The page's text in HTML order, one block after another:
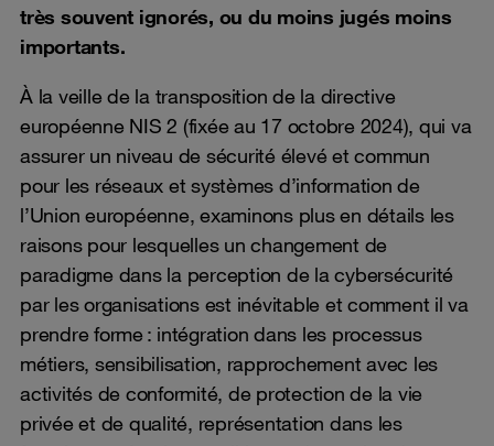
très souvent ignorés, ou du moins jugés moins
importants.
À la veille de la transposition de la directive
européenne NIS 2 (fixée au 17 octobre 2024), qui va
assurer un niveau de sécurité élevé et commun
pour les réseaux et systèmes d’information de
l’Union européenne, examinons plus en détails les
raisons pour lesquelles un changement de
paradigme dans la perception de la cybersécurité
par les organisations est inévitable et comment il va
prendre forme : intégration dans les processus
métiers, sensibilisation, rapprochement avec les
activités de conformité, de protection de la vie
privée et de qualité, représentation dans les